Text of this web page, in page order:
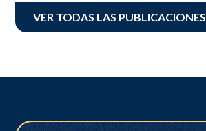
VER TODAS LAS PUBLICACIONES